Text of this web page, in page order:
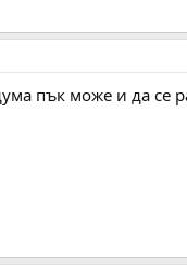
пък може и да се